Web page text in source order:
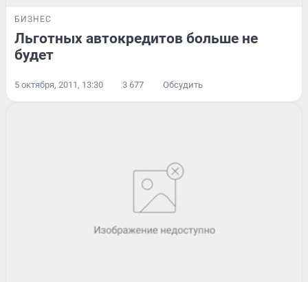
БИЗНЕС
Льготных автокредитов больше не
будет
5 октября, 2011, 13:30 3 677 Обсудить